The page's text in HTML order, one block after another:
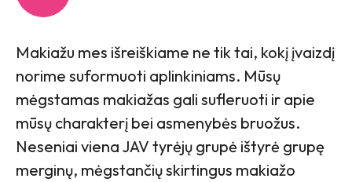
Makiažu mes išreiškiame ne tik tai, kokį įvaizdį
norime suformuoti aplinkiniams. Mūsų
mėgstamas makiažas gali sufleruoti ir apie
mūsų charakterį bei asmenybės bruožus.
Neseniai viena JAV tyrėjų grupė ištyrė grupę
merginų, mėgstančių skirtingus makiažo